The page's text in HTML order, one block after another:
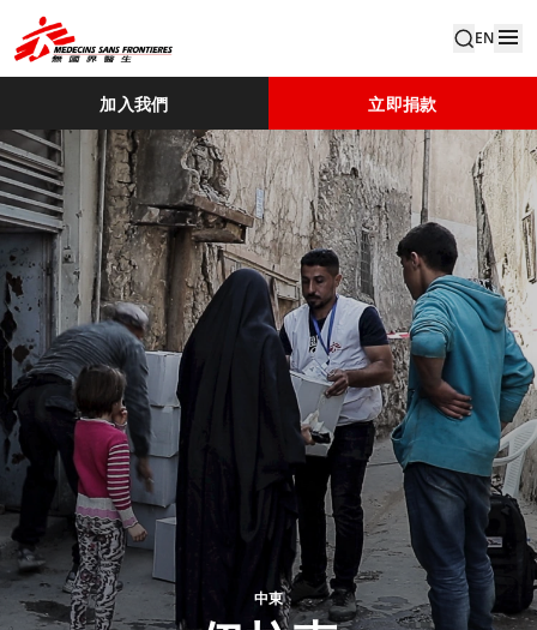
EN
加入我們 立即捐款
中東